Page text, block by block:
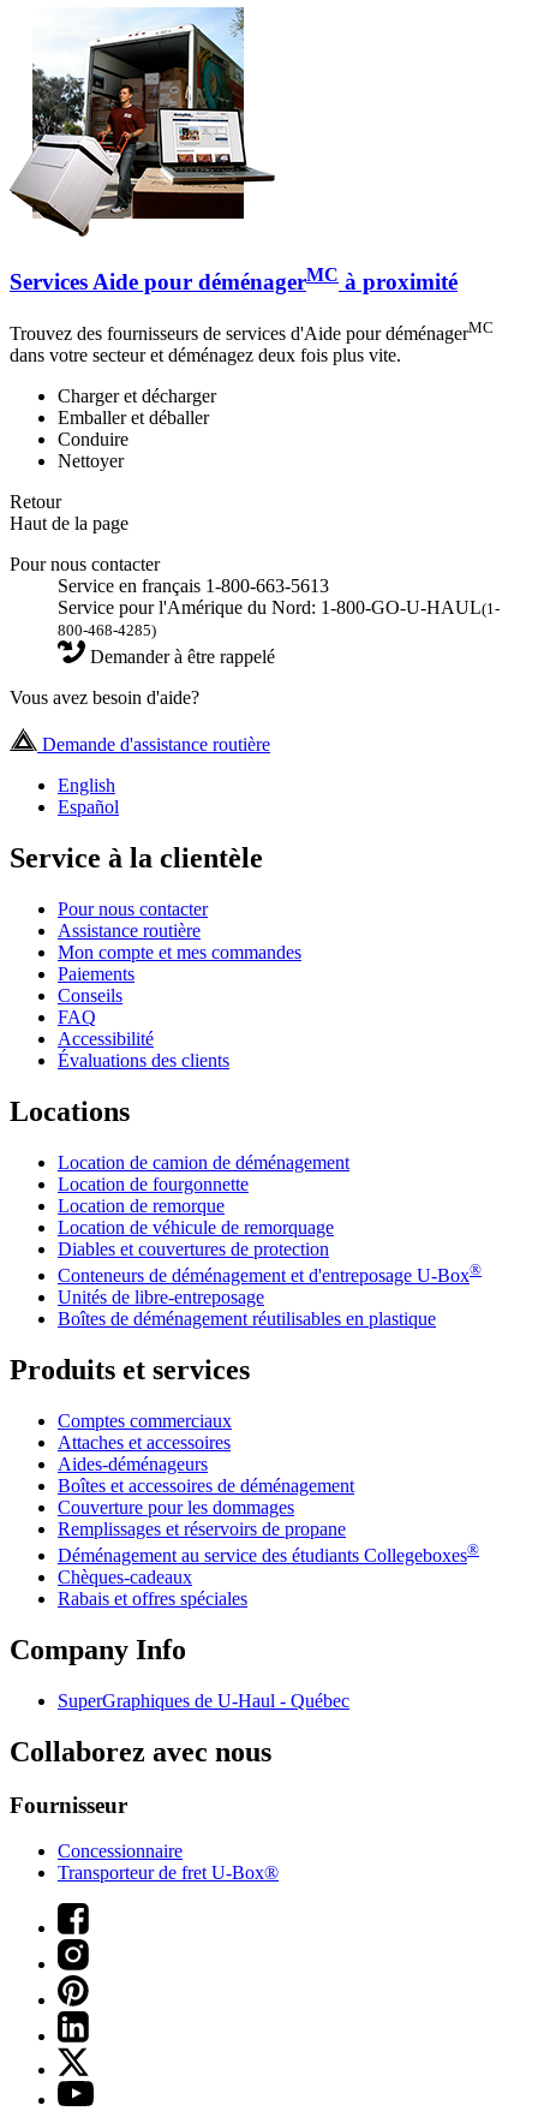
Services Aide pour déménagerMC à proximité
Trouvez des fournisseurs de services d'Aide pour déménagerMC
dans votre secteur et déménagez deux fois plus vite.
Charger et décharger
Emballer et déballer
Conduire
Nettoyer
Retour
Haut de la page
Pour nous contacter
Service en français 1-800-663-5613
Service pour l'Amérique du Nord: 1-800-GO-U-HAUL(1-
800-468-4285)
Demander à être rappelé
Vous avez besoin d'aide?
Demande d'assistance routière
English
Español
Service à la clientèle
Pour nous contacter
Assistance routière
Mon compte et mes commandes
Paiements
Conseils
FAQ
Accessibilité
Évaluations des clients
Locations
Location de camion de déménagement
Location de fourgonnette
Location de remorque
Location de véhicule de remorquage
Diables et couvertures de protection
Conteneurs de déménagement et d'entreposage U-Box®
Unités de libre-entreposage
Boîtes de déménagement réutilisables en plastique
Produits et services
Comptes commerciaux
Attaches et accessoires
Aides-déménageurs
Boîtes et accessoires de déménagement
Couverture pour les dommages
Remplissages et réservoirs de propane
Déménagement au service des étudiants Collegeboxes®
Chèques-cadeaux
Rabais et offres spéciales
Company Info
SuperGraphiques de U-Haul - Québec
Collaborez avec nous
Fournisseur
Concessionnaire
Transporteur de fret U-Box®